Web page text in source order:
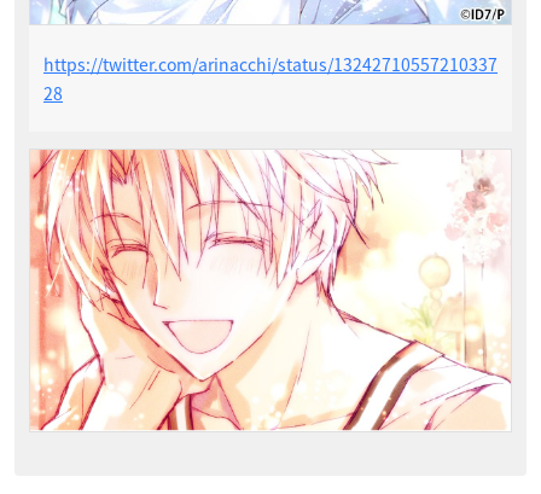
https://twitter.com/arinacchi/status/13242710557210337
28